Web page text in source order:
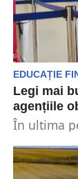
EDUCAȚIE
Legi mai
agențiile
În ultima
turism...